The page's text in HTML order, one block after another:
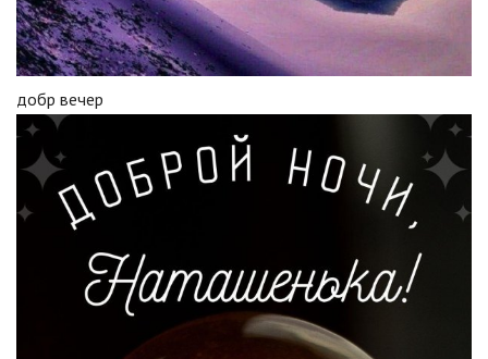
добр вечер